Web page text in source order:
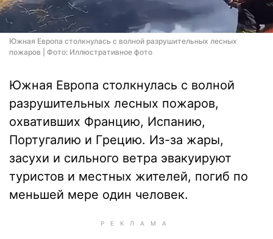
Южная Европа столкнулась с волной разрушительных лесных
пожаров | Фото: Иллюстративное фото
Южная Европа столкнулась с волной
разрушительных лесных пожаров,
охвативших Францию, Испанию,
Португалию и Грецию. Из-за жары,
засухи и сильного ветра эвакуируют
туристов и местных жителей, погиб по
меньшей мере один человек.